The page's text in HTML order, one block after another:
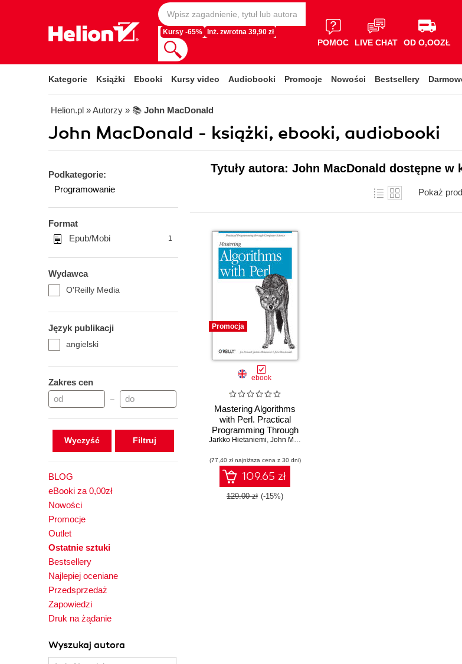
Kursy -65% Inż. zwrotna 39,90 zł
POMOC LIVE CHAT OD O,OOZŁ
Kategorie Książki Ebooki Kursy video Audiobooki Promocje Nowości Bestsellery
Helion.pl » Autorzy » 📚 John MacDonald
John MacDonald - książki, ebooki, audiobooki
Podkategorie:
Programowanie
Format
Epub/Mobi
1
Wydawca
O'Reilly Media
Język publikacji
angielski
Zakres cen
–
Wyczyść
BLOG
eBooki za 0,00zł
Nowości
Promocje
Outlet
Ostatnie sztuki
Bestsellery
Najlepiej oceniane
Przedsprzedaż
Zapowiedzi
Druk na żądanie
Wyszukaj autora
Tytuły autora: John MacDonald dostępne w
Pokaż
Promocja
ebook
Mastering Algorithms
with Perl. Practical
Programming Through
Computer Science
Jarkko Hietaniemi, John Macdonald
(77,40 zł najniższa cena z 30 dni)
109.65 zł
129.00 zł (-15%)